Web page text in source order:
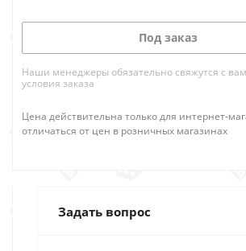
Под заказ
Наши менеджеры обязательно свяжутся с
условия заказа
Цена действительна только для интернет-
отличаться от цен в розничных магазинах
Задать вопрос